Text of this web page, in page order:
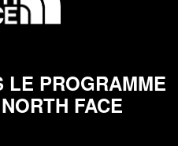
LE PROGRAMME
FACE